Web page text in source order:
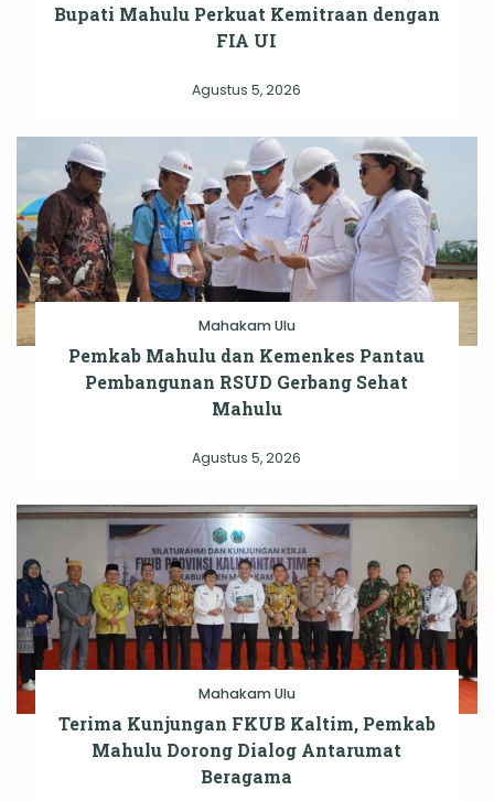
Bupati Mahulu Perkuat Kemitraan dengan
FIA UI
Agustus 5, 2026
Mahakam Ulu
Pemkab Mahulu dan Kemenkes Pantau
Pembangunan RSUD Gerbang Sehat
Mahulu
Agustus 5, 2026
Mahakam Ulu
Terima Kunjungan FKUB Kaltim, Pemkab
Mahulu Dorong Dialog Antarumat
Beragama